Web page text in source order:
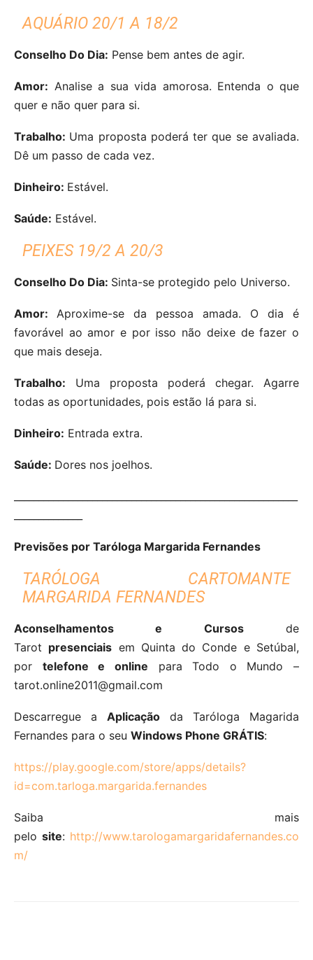
AQUÁRIO 20/1 A 18/2
Conselho Do Dia: Pense bem antes de agir.
Amor: Analise a sua vida amorosa. Entenda o que
quer e não quer para si.
Trabalho: Uma proposta poderá ter que se avaliada.
Dê um passo de cada vez.
Dinheiro: Estável.
Saúde: Estável.
PEIXES 19/2 A 20/3
Conselho Do Dia: Sinta-se protegido pelo Universo.
Amor: Aproxime-se da pessoa amada. O dia é
favorável ao amor e por isso não deixe de fazer o
que mais deseja.
Trabalho: Uma proposta poderá chegar. Agarre
todas as oportunidades, pois estão lá para si.
Dinheiro: Entrada extra.
Saúde: Dores nos joelhos.
Previsões por Taróloga Margarida Fernandes
TARÓLOGA CARTOMANTE
MARGARIDA FERNANDES
Aconselhamentos e Cursosde
Tarot presenciais em Quinta do Conde e Setúbal,
por telefone e online para Todo o Mundo –
tarot.online2011@gmail.com
Descarregue a Aplicação da Taróloga Magarida
Fernandes para o seu Windows Phone GRÁTIS:
https://play.google.com/store/apps/details?
id=com.tarloga.margarida.fernandes
Saiba mais
pelo site: http://www.tarologamargaridafernandes.co
m/